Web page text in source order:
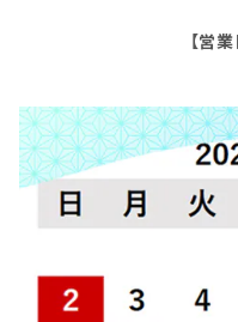
【営